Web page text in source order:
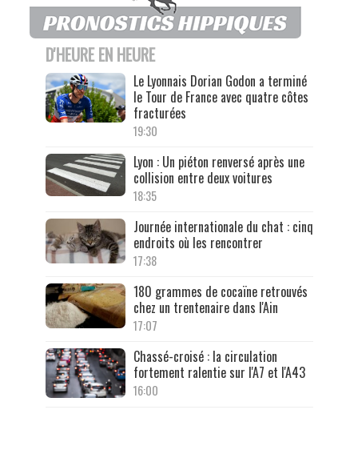
D'HEURE EN HEURE
Le Lyonnais Dorian Godon a terminé
le Tour de France avec quatre côtes
fracturées
19:30
Lyon : Un piéton renversé après une
collision entre deux voitures
18:35
Journée internationale du chat : cinq
endroits où les rencontrer
17:38
180 grammes de cocaïne retrouvés
chez un trentenaire dans l'Ain
17:07
Chassé-croisé : la circulation
fortement ralentie sur l'A7 et l'A43
16:00